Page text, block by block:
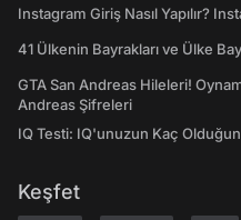
Instagram Giriş Nasıl Yapılır?
41 Ülkenin Bayrakları ve Ülke
GTA San Andreas Hileleri!
Andreas Şifreleri
IQ Testi: IQ'unuzun Kaç
Keşfet